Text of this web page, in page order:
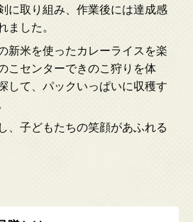
に取り組み、作業後には達成感
ました。
新米を使ったカレーライスを楽
こセンターできのこ狩りを体
して、パックいっぱいに収穫す
、子どもたちの笑顔があふれる